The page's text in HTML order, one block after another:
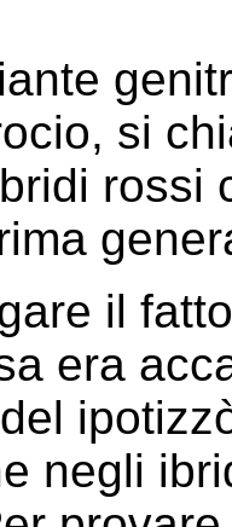
si
rossi
il
era
negli